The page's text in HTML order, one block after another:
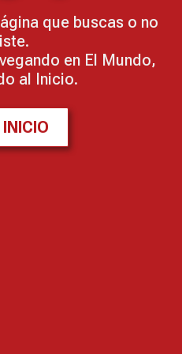
que buscas o no
en El Mundo,
al Inicio.